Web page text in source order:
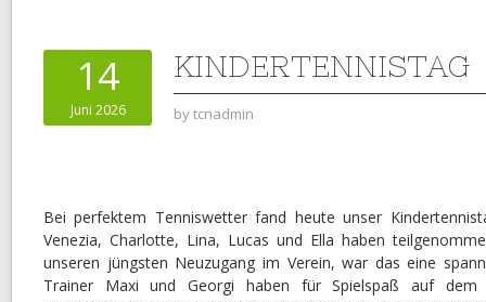
14
Juni 2026
KINDERTENNISTAG
bytcnadmin
Bei perfektem Tenniswetter fand heute unser
Venezia, Charlotte, Lina, Lucas und Ella haben
unseren jüngsten Neuzugang im Verein, war das eine
Trainer Maxi und Georgi haben für Spielspaß auf dem